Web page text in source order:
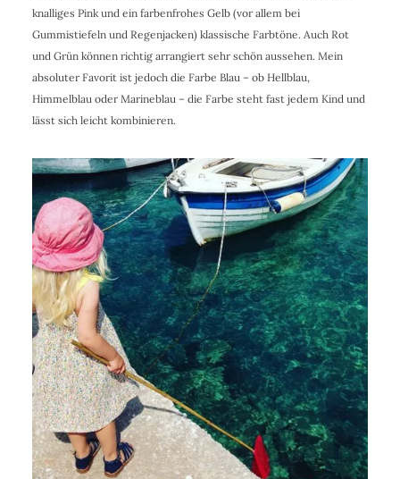
knalliges Pink und ein farbenfrohes Gelb (vor allem bei
Gummistiefeln und Regenjacken) klassische Farbtöne. Auch Rot
und Grün können richtig arrangiert sehr schön aussehen. Mein
absoluter Favorit ist jedoch die Farbe Blau – ob Hellblau,
Himmelblau oder Marineblau – die Farbe steht fast jedem Kind und
lässt sich leicht kombinieren.